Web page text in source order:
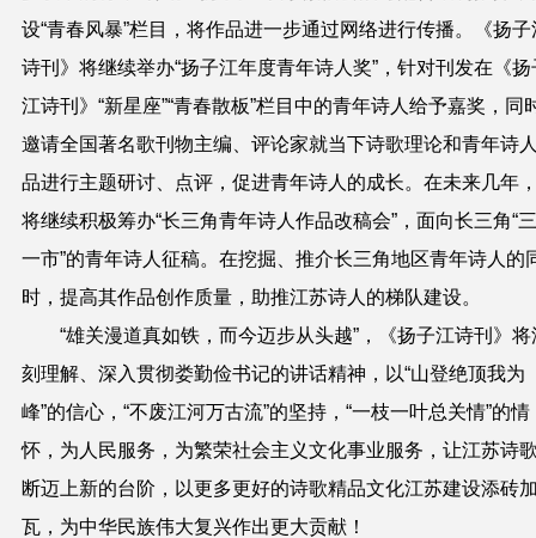
设“青春风暴”栏目，将作品进一步通过网络进行传播。《扬子
诗刊》将继续举办“扬子江年度青年诗人奖”，针对刊发在《扬
江诗刊》“新星座”“青春散板”栏目中的青年诗人给予嘉奖，同
邀请全国著名歌刊物主编、评论家就当下诗歌理论和青年诗
品进行主题研讨、点评，促进青年诗人的成长。在未来几年
将继续积极筹办“长三角青年诗人作品改稿会”，面向长三角“
一市”的青年诗人征稿。在挖掘、推介长三角地区青年诗人的
时，提高其作品创作质量，助推江苏诗人的梯队建设。
“雄关漫道真如铁，而今迈步从头越”，《扬子江诗刊》将
刻理解、深入贯彻娄勤俭书记的讲话精神，以“山登绝顶我为
峰”的信心，“不废江河万古流”的坚持，“一枝一叶总关情”的情
怀，为人民服务，为繁荣社会主义文化事业服务，让江苏诗
断迈上新的台阶，以更多更好的诗歌精品文化江苏建设添砖
瓦，为中华民族伟大复兴作出更大贡献！